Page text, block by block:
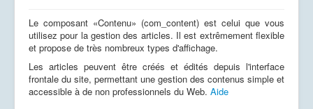
Utiliser les extensions
Composants
Le composant «Contenu» (com_content) est celui que vous
utilisez pour la gestion des articles. Il est extrêmement flexible
et propose de très nombreux types d'affichage.
Les articles peuvent être créés et édités depuis l'interface
frontale du site, permettant une gestion des contenus simple et
accessible à de non professionnels du Web. Aide